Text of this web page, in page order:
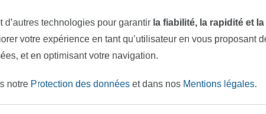
d’autres technologies pour garantir la fiabilité, la rapidité et
votre expérience en tant qu’utilisateur en vous proposant
et en optimisant votre navigation.
notre Protection des donnéeset dans nos Mentions légales.